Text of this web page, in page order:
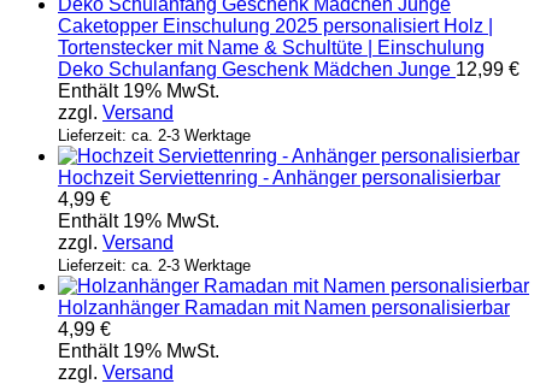
Caketopper Einschulung 2025 personalisiert Holz |
Tortenstecker mit Name & Schultüte | Einschulung
Deko Schulanfang Geschenk Mädchen Junge 12,99 €
Enthält 19% MwSt.
zzgl. Versand
Lieferzeit: ca. 2-3 Werktage
Hochzeit Serviettenring - Anhänger personalisierbar
4,99 €
Enthält 19% MwSt.
zzgl. Versand
Lieferzeit: ca. 2-3 Werktage
Holzanhänger Ramadan mit Namen personalisierbar
4,99 €
Enthält 19% MwSt.
zzgl. Versand